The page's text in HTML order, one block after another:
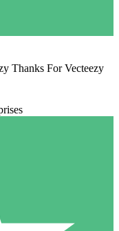
Thanks For Vecteezy